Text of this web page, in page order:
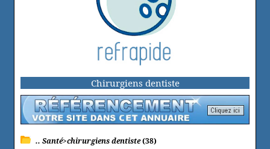
Chirurgiens dentiste
.. Santé>chirurgiens dentiste(38)